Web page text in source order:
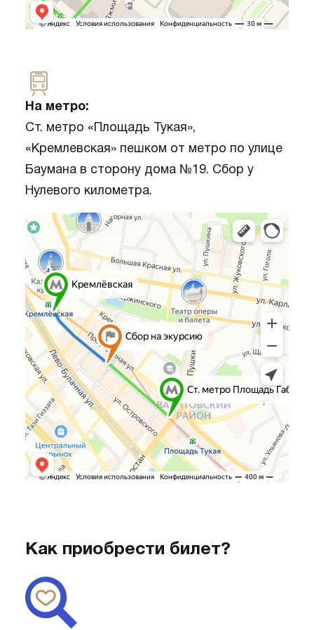
На метро:
Ст. метро «Площадь Тукая»,
«Кремлевская» пешком от метро по улице
Баумана в сторону дома №19. Сбор у
Нулевого километра.
Как приобрести билет?